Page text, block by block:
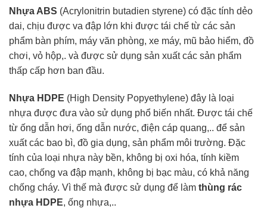
Nhựa ABS (Acrylonitrin butadien styrene) có đặc tính dẻo
dai, chịu được va đập lớn khi được tái chế từ các sản
phẩm bàn phím, máy văn phòng, xe máy, mũ bảo hiểm, đồ
chơi, vỏ hộp,. và được sử dụng sản xuất các sản phẩm
thấp cấp hơn ban đầu.
Nhựa HDPE (High Density Popyethylene) đây là loại
nhựa được đưa vào sử dụng phổ biến nhất. Được tái chế
từ ống dẫn hơi, ống dẫn nước, điện cáp quang,.. để sản
xuất các bao bì, đồ gia dụng, sản phẩm môi trường. Đặc
tính của loại nhựa này bền, không bị oxi hóa, tính kiềm
cao, chống va đập mạnh, không bị bạc màu, có khả năng
chống cháy. Vì thế mà được sử dụng để làm thùng rác
nhựa HDPE, ống nhựa,..